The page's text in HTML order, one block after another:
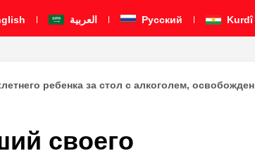
العربية Pусский Kurdî
ребенка за стол с алкоголем, освобожден
своего